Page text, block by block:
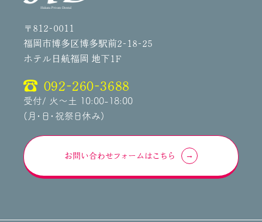
〒812-0011
福岡市博多区博多駅前2-18-25
ホテル日航福岡 地下1F
092-260-3688
受付/ 火～土 10:00-18:00
(月・日・祝祭日休み)
お問い合わせフォームはこちら